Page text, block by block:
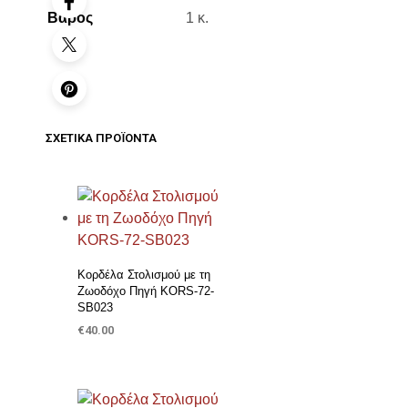
Βάρος 1 κ.
ΣΧΕΤΙΚΆ ΠΡΟΪΌΝΤΑ
Προσθήκη στη Λίστα Επιθυμιών
Κορδέλα Στολισμού με τη
Ζωοδόχο Πηγή KORS-72-
SB023
€40.00